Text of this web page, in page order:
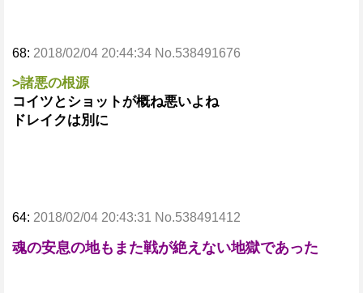
68: 2018/02/04 20:44:34 No.538491676
>諸悪の根源
コイツとショットが概ね悪いよね
ドレイクは別に
64: 2018/02/04 20:43:31 No.538491412
魂の安息の地もまた戦が絶えない地獄であった